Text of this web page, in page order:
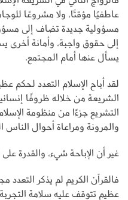
عاطفيًا مؤقتًا، ولا مشروعًا
مسؤولية جديدة تضاف إلى
إلى حقوق واجبة، وأمانة أخرى
يسأل عنها أمام المجتمع.
لقد أباح الإسلام التعدد لحكم
الشريعة من خلاله ظروفًا
التشريع جزءًا من منظومة
والمرونة ومراعاة أحوال الناس
غير أن الإباحة شيء، والقدرة
فالقرآن الكريم لم يذكر التعدد
عظيم تتوقف عليه سلامة